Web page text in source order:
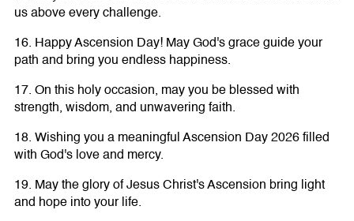
us above every challenge.
16. Happy Ascension Day! May God's grace guide your
path and bring you endless happiness.
17. On this holy occasion, may you be blessed with
strength, wisdom, and unwavering faith.
18. Wishing you a meaningful Ascension Day 2026 filled
with God's love and mercy.
19. May the glory of Jesus Christ's Ascension bring light
and hope into your life.